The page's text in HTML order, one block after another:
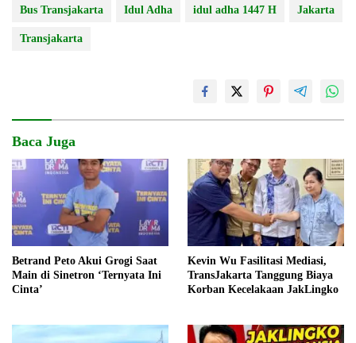
Bus Transjakarta Idul Adha idul adha 1447 H Jakarta
Transjakarta
Baca Juga
Betrand Peto Akui Grogi Saat
Main di Sinetron ‘Ternyata Ini
Cinta’
Kevin Wu Fasilitasi Mediasi,
TransJakarta Tanggung Biaya
Korban Kecelakaan JakLingko